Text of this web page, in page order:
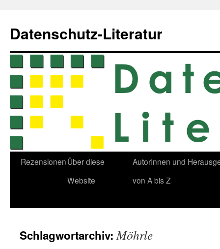
springen
Datenschutz-Literatur
RezensionenÜber diese
Website
AutorInnen und
von A bis Z
Schlagwortarchiv:Möhrle